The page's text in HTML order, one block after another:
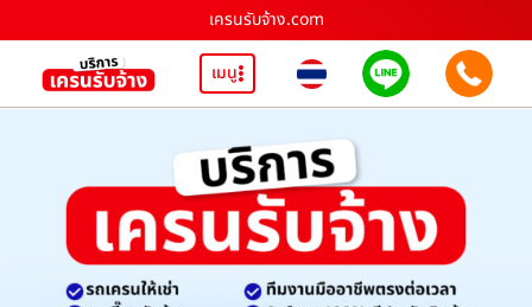
เครนรับจ้าง.com
เมนู